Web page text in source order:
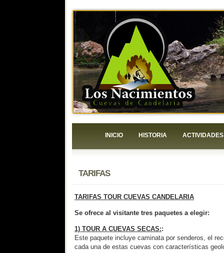
INICIO HISTORIA ACTIVIDADES
TARIFAS
TARIFAS TOUR CUEVAS CANDELARIA
Se ofrece al visitante tres paquetes a elegir:
1) TOUR A CUEVAS SECAS::
Este paquete incluye caminata por senderos, el
cada una de estas cuevas con características